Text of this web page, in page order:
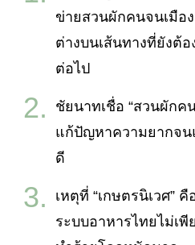
ข่ายสวนผักคนจนเมือ
ต่างบนเส้นทางที่ยังต้
ต่อไป
ชัยนาทเชื่อ “สวนผักค
แก้ปัญหาความยากจน
ดี
เหตุที่ “เกษตรนิเวศ”
ระบบอาหารไทยไม่เ